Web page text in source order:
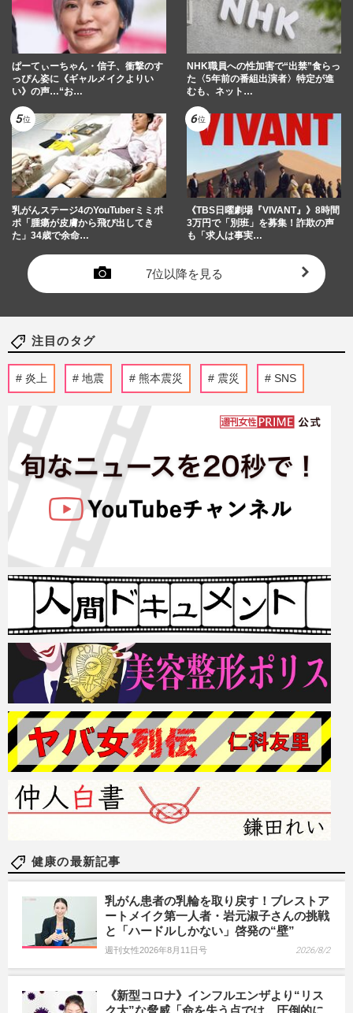
ぱーてぃーちゃん・信子、衝撃のす
っぴん姿に《ギャルメイクよりい
い》の声…“お…
NHK職員への性加害で“出禁”食らっ
た〈5年前の番組出演者〉特定が進
むも、ネット…
乳がんステージ4のYouTuberミミポ
ポ「腫瘍が皮膚から飛び出してき
た」34歳で余命…
《TBS日曜劇場『VIVANT』》8時間
3万円で「別班」を募集！詐欺の声
も「求人は事実…
7位以降を見る
注目のタグ
炎上 地震 熊本震災 震災 SNS
健康の最新記事
乳がん患者の乳輪を取り戻す！ブレストア
ートメイク第一人者・岩元淑子さんの挑戦
と「ハードルしかない」啓発の“壁”
週刊女性2026年8月11日号 2026/8/2
《新型コロナ》インフルエンザより“リス
ク大”な脅威「命を失う点では、圧倒的に